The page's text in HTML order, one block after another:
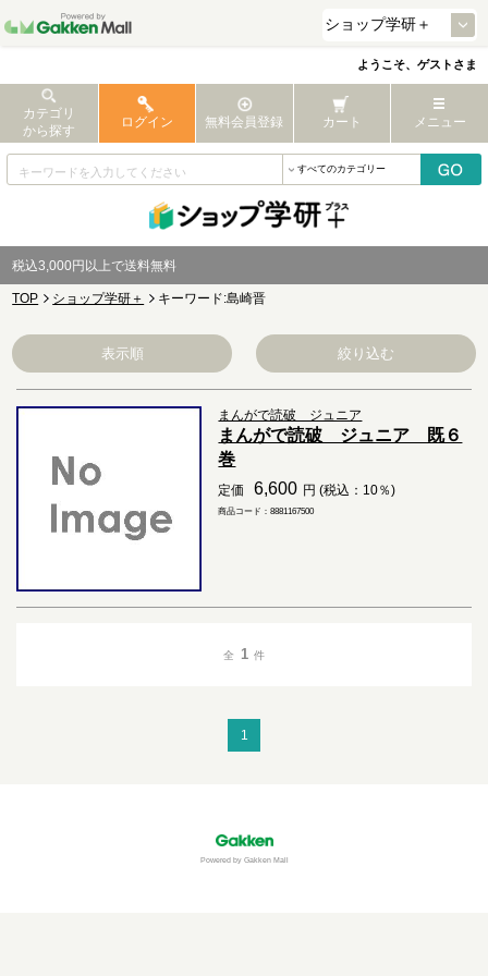
ようこそ、ゲストさま
カテゴリ
から探す
ログイン 無料会員登録 カート メニュー
税込3,000円以上で送料無料
TOP ショップ学研＋ キーワード:島崎晋
表示順 絞り込む
まんがで読破 ジュニア
まんがで読破 ジュニア 既６
巻
定価 6,600 円 (税込：10％)
商品コード：8881167500
全 1 件
1
Powered by Gakken Mall